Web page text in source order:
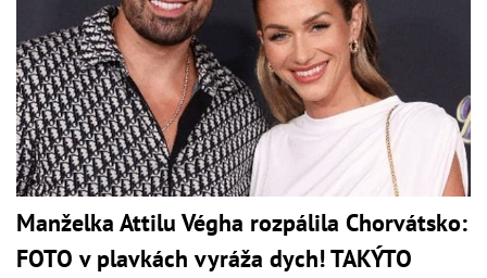
Manželka Attilu Végha rozpálila Chorvátsko:
FOTO v plavkách vyráža dych! TAKÝTO